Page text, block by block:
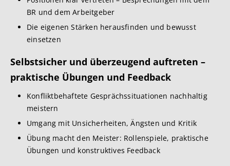
BR und dem Arbeitgeber
Die eigenen Stärken herausfinden und bewusst
einsetzen
Selbstsicher und überzeugend auftreten –
praktische Übungen und Feedback
Konfliktbehaftete Gesprächssituationen nachhaltig
meistern
Umgang mit Unsicherheiten, Ängsten und Kritik
Übung macht den Meister: Rollenspiele, praktische
Übungen und konstruktives Feedback